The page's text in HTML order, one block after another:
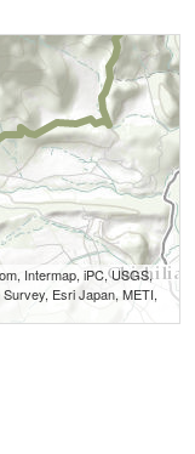
Intermap, iPC, USGS,
Esri Japan, METI,